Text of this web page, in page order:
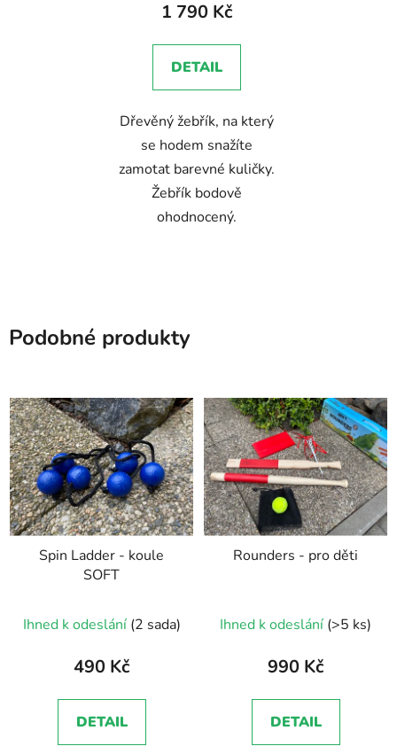
5,0
z
hvězdiček.
1 790 Kč
DETAIL
Dřevěný žebřík, na který
se hodem snažíte
zamotat barevné kuličky.
Žebřík bodově
ohodnocený.
Podobné produkty
Spin Ladder - koule
SOFT
Ihned k odeslání (2 sada)
490 Kč
DETAIL
Rounders - pro děti
hodnocení
produktu
5,0
z
Ihned k odeslání (>5 ks)
990 Kč
DETAIL